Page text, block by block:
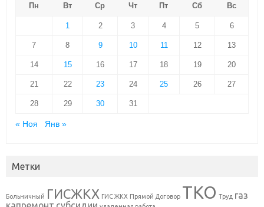
Пн Вт Ср Чт Пт Сб Вс
1 2 3 4 5 6
7 8 9 10 11 12 13
14 15 16 17 18 19 20
21 22 23 24 25 26 27
28 29 30 31
« Ноя Янв »
Метки
Больничный ГИСЖКХ ГИС ЖКХ Прямой Договор ТКО Труд газ